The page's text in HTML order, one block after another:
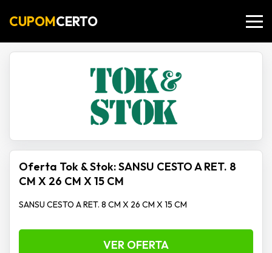
CUPOMCERTO
Oferta Tok & Stok: SANSU CESTO A RET. 8
CM X 26 CM X 15 CM
SANSU CESTO A RET. 8 CM X 26 CM X 15 CM
VER OFERTA